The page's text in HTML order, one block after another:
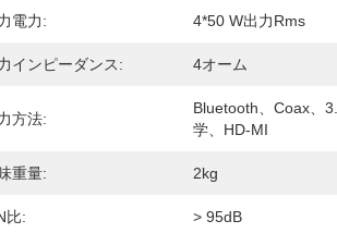
電力: 4*50 W出力rms
インピーダンス: 4オーム
方法:
Bluetooth、Coax、
学、HD-MI
重量: 2kg
比: > 95dB